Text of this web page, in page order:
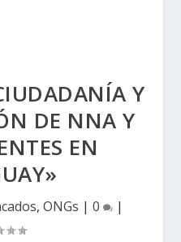
Y
DE NNA Y
EN
, ONGs | 0 |